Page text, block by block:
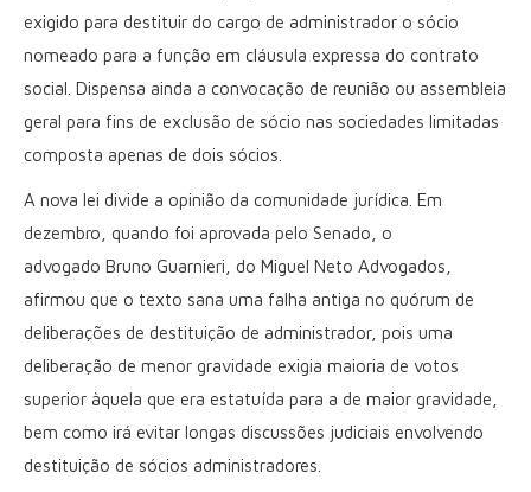
exigido para destituir do cargo de administrador o sócio
nomeado para a função em cláusula expressa do contrato
social. Dispensa ainda a convocação de reunião ou assembleia
geral para fins de exclusão de sócio nas sociedades limitadas
composta apenas de dois sócios.
A nova lei divide a opinião da comunidade jurídica. Em
dezembro, quando foi aprovada pelo Senado, o
advogado Bruno Guarnieri, do Miguel Neto Advogados,
afirmou que o texto sana uma falha antiga no quórum de
deliberações de destituição de administrador, pois uma
deliberação de menor gravidade exigia maioria de votos
superior àquela que era estatuída para a de maior gravidade,
bem como irá evitar longas discussões judiciais envolvendo
destituição de sócios administradores.